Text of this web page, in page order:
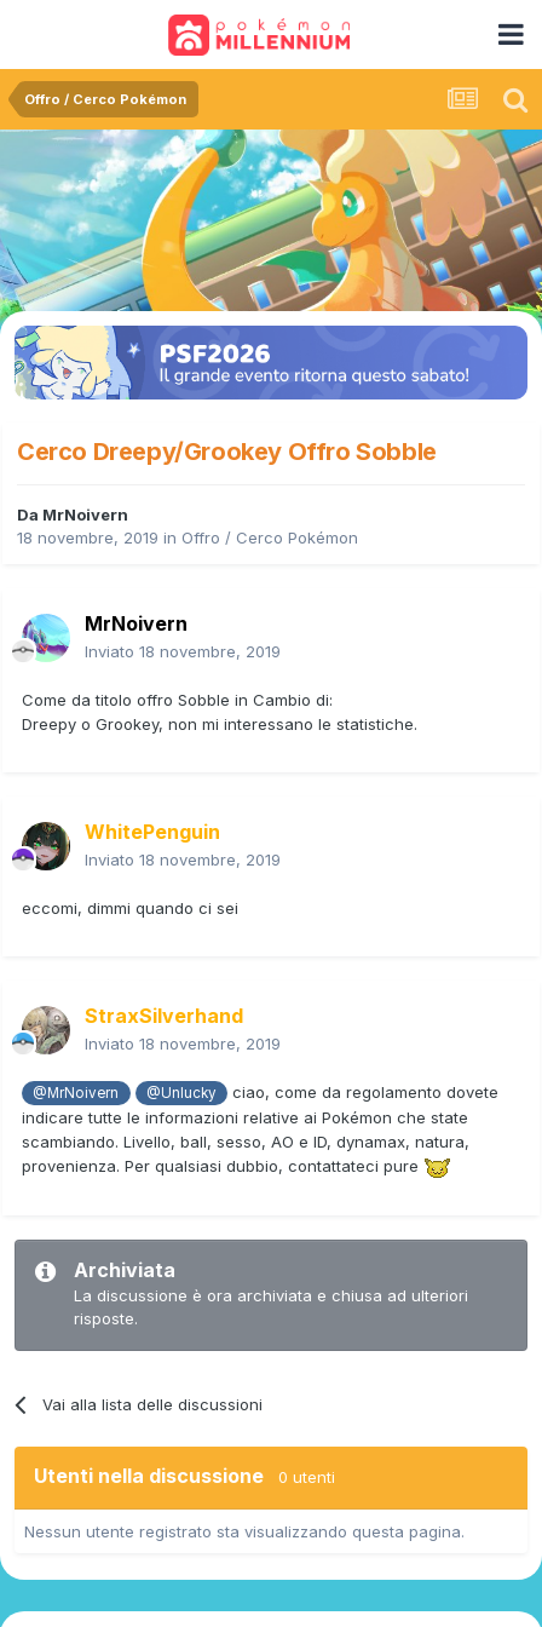
Offro / Cerco Pokémon
Cerco Dreepy/Grookey Offro Sobble
Da MrNoivern
18 novembre, 2019 in Offro / Cerco Pokémon
MrNoivern
Inviato 18 novembre, 2019
Come da titolo offro Sobble in Cambio di:
Dreepy o Grookey, non mi interessano le statistiche.
WhitePenguin
Inviato 18 novembre, 2019
eccomi, dimmi quando ci sei
StraxSilverhand
Inviato 18 novembre, 2019
@MrNoivern @Unlucky
ciao, come da regolamento dovete
indicare tutte le informazioni relative ai Pokémon che state
scambiando. Livello, ball, sesso, AO e ID, dynamax, natura,
provenienza. Per qualsiasi dubbio, contattateci pure
Archiviata
La discussione è ora archiviata e chiusa ad ulteriori
risposte.
Vai alla lista delle discussioni
Utenti nella discussione 0 utenti
Nessun utente registrato sta visualizzando questa pagina.